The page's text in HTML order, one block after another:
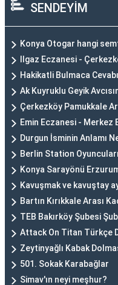
SENDEYİM
Konya Otogar hangi
Ilgaz Eczanesi -
Hakikatli Bulmaca Cevabı
Ak Kuyruklu Geyik
Çerkezköy Pamukkale
Emin Eczanesi - Merkez
Durgun İsminin Anlamı
Berlin Station
Konya Sarayönü
Kavuşmak ve kavuştay
Bartın Kırıkkale Arası
TEB Bakırköy Şubesi
Attack On Titan Türkçe
Zeytinyağlı Kabak
501. Sokak Karabağlar
Simav'ın neyi meşhur?